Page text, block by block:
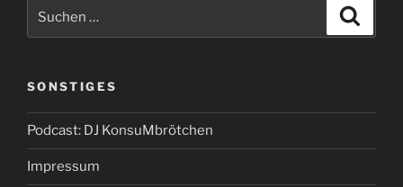
nach:
SONSTIGES
Podcast: DJ KonsuMbrötchen
Impressum